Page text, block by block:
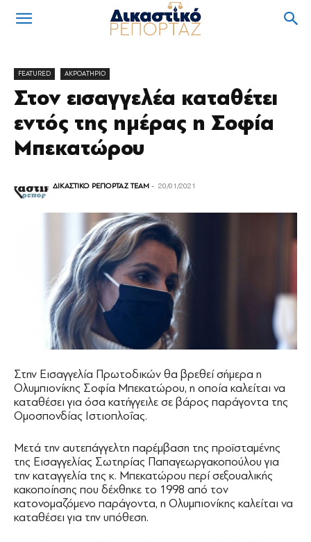
FEATURED ΑΚΡΟΑΤΗΡΙΟ
Στον εισαγγελέα καταθέτει
εντός της ημέρας η Σοφία
Μπεκατώρου
ΔΙΚΑΣΤΙΚΟ ΡΕΠΟΡΤΑΖ TEAM - 20/01/2021
Στην Εισαγγελία Πρωτοδικών θα βρεθεί σήμερα η
Ολυμπιονίκης Σοφία Μπεκατώρου, η οποία καλείται να
καταθέσει για όσα κατήγγειλε σε βάρος παράγοντα της
Ομοσπονδίας Ιστιοπλοΐας.
Μετά την αυτεπάγγελτη παρέμβαση της προϊσταμένης
της Εισαγγελίας Σωτηρίας Παπαγεωργακοπούλου για
την καταγγελία της κ. Μπεκατώρου περί σεξουαλικής
κακοποίησης που δέχθηκε το 1998 από τον
κατονομαζόμενο παράγοντα, η Ολυμπιονίκης καλείται να
καταθέσει για την υπόθεση.